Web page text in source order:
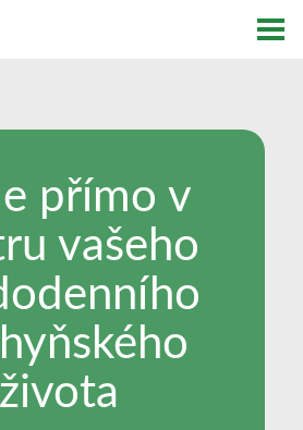
přímo v
vašeho
života